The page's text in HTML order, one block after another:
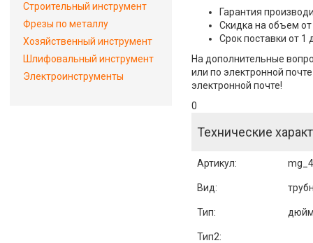
Гарантия
Скидка на объем от
Срок поставки от 1
На дополнительные
или по электронной
электронной почте!
0
Технические
Артикул:
Вид:
Тип:
Тип2:
Строительный инструмент
Фрезы по металлу
Хозяйственный инструмент
Шлифовальный инструмент
Электроинструменты